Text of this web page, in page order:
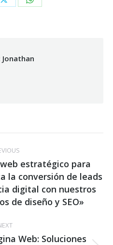
Share Share
Jonathan
Previous
post:
estratégico para
la conversión de leads
digital con nuestros
de diseño y SEO»
Web: Soluciones